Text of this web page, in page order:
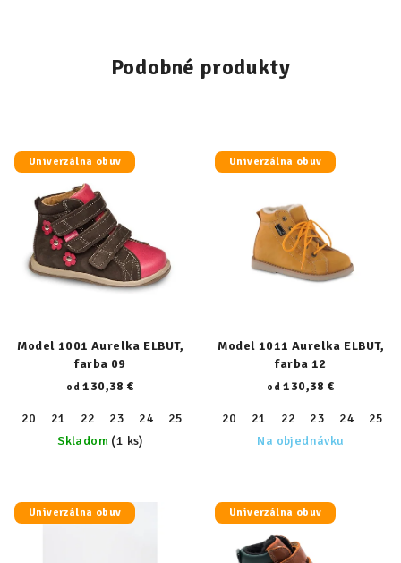
Podobné produkty
Univerzálna obuv
Model 1001 Aurelka ELBUT,
farba 09
od 130,38 €
20 21 22 23 24 25 27 28 29 30 31
32
Skladom (1 ks)
Univerzálna obuv
Model 1011 Aurelka ELBUT,
farba 12
od 130,38 €
20 21 22 23 24 25
Na objednávku
Univerzálna obuv Univerzálna obuv